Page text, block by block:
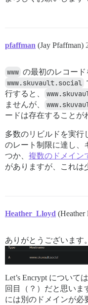
pfaffman (Jay Pfaffman)
www の最初のレコード
www.skuvault.social
行すると、
ませんが、
ードは存在することが
多数のリビルドを実行
のレート制限に達し、
つか、 複数のドメイン
がありますが、これは
Heather_Lloyd
ありがとうございます
Let’s Encrypt について
回目（？）だと思いま
には別のドメインが必